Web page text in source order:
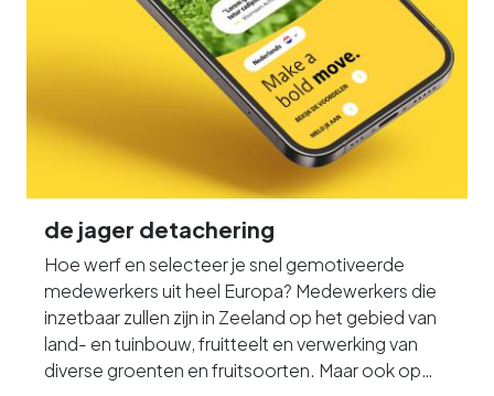
de jager detachering
Hoe werf en selecteer je snel gemotiveerde
medewerkers uit heel Europa? Medewerkers die
inzetbaar zullen zijn in Zeeland op het gebied van
land- en tuinbouw, fruitteelt en verwerking van
diverse groenten en fruitsoorten. Maar ook op